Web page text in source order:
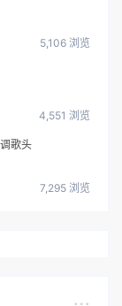
5,106 浏览
4,551 浏览
篆书作品：苏轼 水调歌头
7,295 浏览